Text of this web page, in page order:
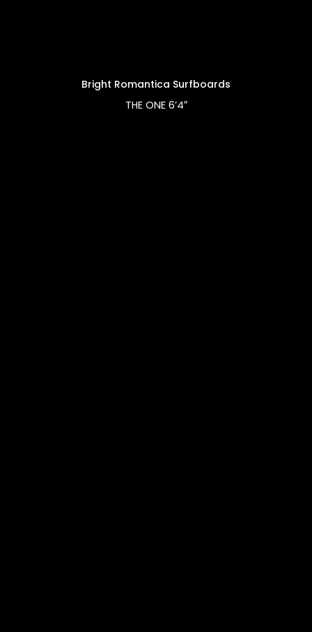
Bright Romantica Surfboards
THE ONE 6’4″